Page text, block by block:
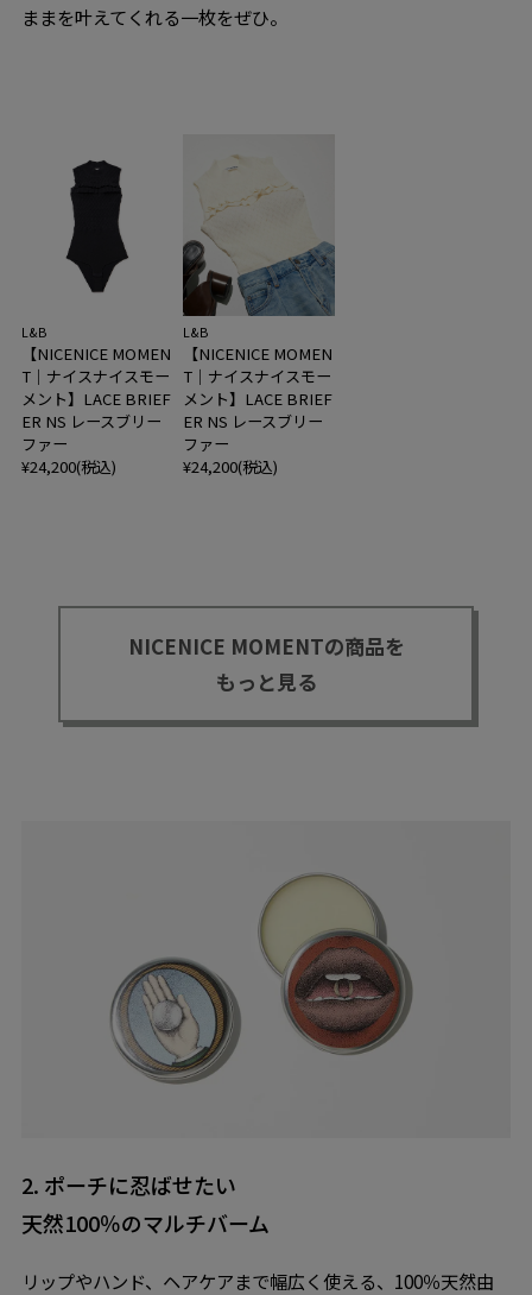
ままを叶えてくれる一枚をぜひ。
L&B
【NICENICE MOMEN
T｜ナイスナイスモー
メント】LACE BRIEF
ER NS レースブリー
ファー
¥24,200(税込)
L&B
【NICENICE MOMEN
T｜ナイスナイスモー
メント】LACE BRIEF
ER NS レースブリー
ファー
¥24,200(税込)
NICENICE MOMENTの商品を
もっと見る
2. ポーチに忍ばせたい
天然100％のマルチバーム
リップやハンド、ヘアケアまで幅広く使える、100％天然由